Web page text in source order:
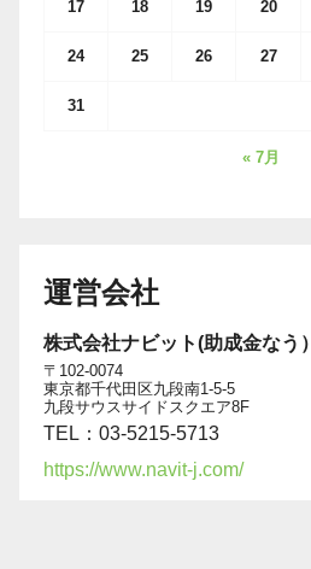
17 18 19 20
24 25 26 27
31
« 7月
運営会社
株式会社ナビット(助成金なう）
〒102-0074
東京都千代田区九段南1-5-5
九段サウスサイドスクエア8F
TEL：03-5215-5713
https://www.navit-j.com/